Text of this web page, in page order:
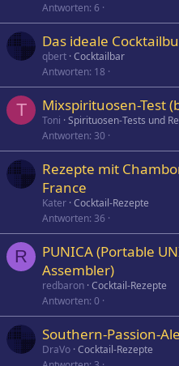
Antworten 6
Das ideale
qbert Cocktailbar
Antworten 18
T Mixspirituosen-Test
Toni Spirituosen-Tests und
Antworten 30
Rezepte mit
France
Kater Cocktail-Rezepte
Antworten 36
R
PUNICA (Portable
Assembler)
redbaron Cocktail-Rezepte
Antworten 0
Southern-Passion-Ale
DraVo Cocktail-Rezepte